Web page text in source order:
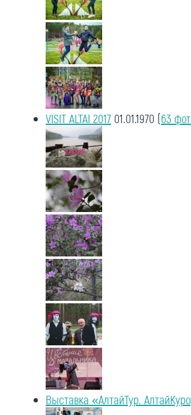
VISIT ALTAI 2017 01.01.1970 (63
Выставка «АлтайТур.